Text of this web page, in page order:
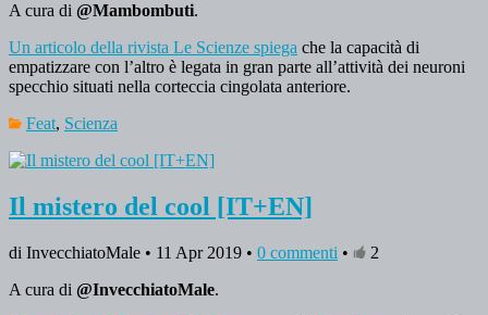
A cura di @Mambombuti.
Un articolo della rivista Le Scienze spiega che la capacità di
empatizzare con l’altro è legata in gran parte all’attività dei neuroni
specchio situati nella corteccia cingolata anteriore.
Feat, Scienza
Il mistero del cool [IT+EN]
di InvecchiatoMale • 11 Apr 2019 • 0 commenti •
2
A cura di @InvecchiatoMale.